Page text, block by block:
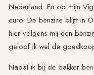
Nederland. En op mijn
euro. De benzine blijft in
hier volgens mij een
geloof ik wel de
Nadat ik bij de bakker